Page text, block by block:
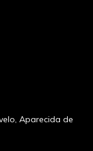
Aparecida de